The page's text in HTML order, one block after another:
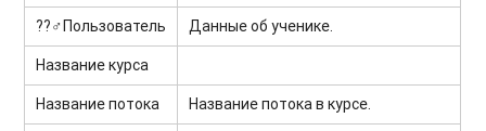
??‍♂️Пользователь
Данные об ученике.
Название курса
Название потока
Название потока в курсе.